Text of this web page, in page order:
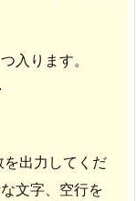
入ります。
出力してくだ
文字、空行を